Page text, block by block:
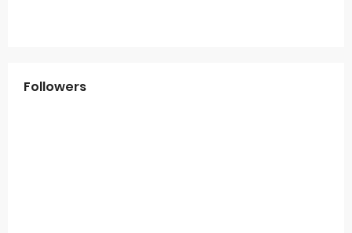
Followers